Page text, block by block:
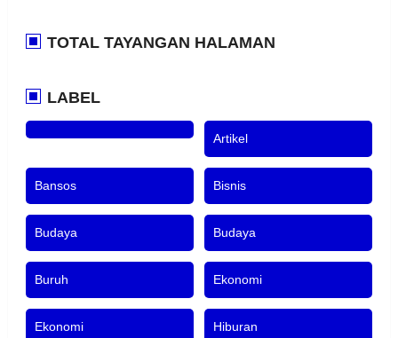
TOTAL TAYANGAN HALAMAN
LABEL
Artikel
Bansos Bisnis
Budaya Budaya
Buruh Ekonomi
Ekonomi Hiburan